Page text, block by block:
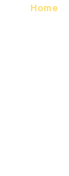
Home